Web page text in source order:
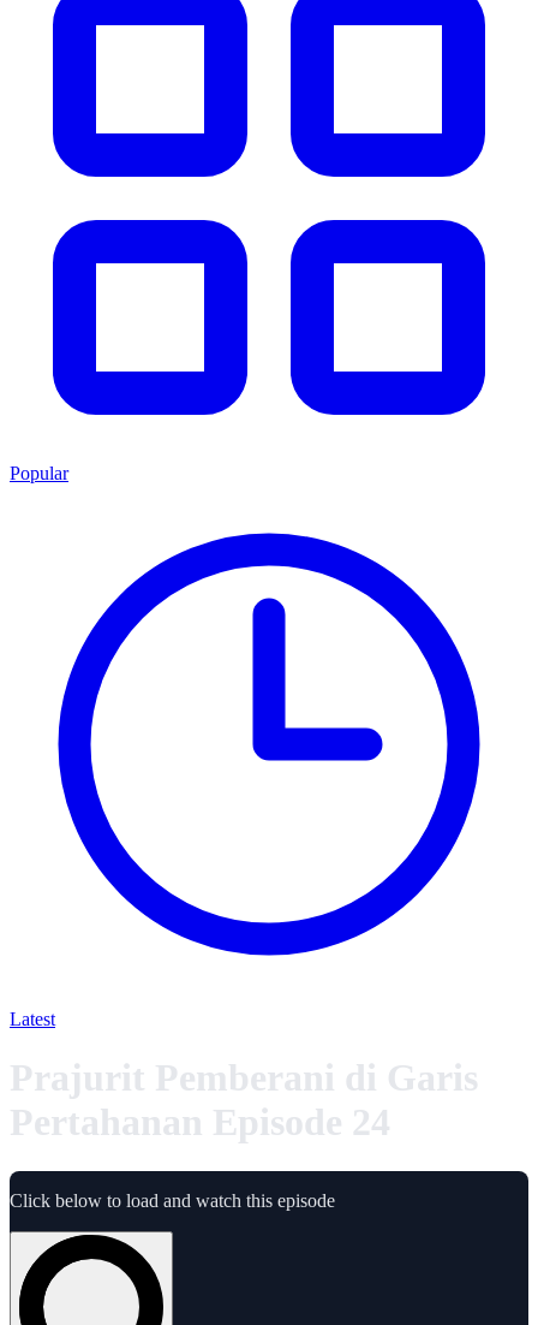
Popular
Latest
Prajurit Pemberani di Garis
Pertahanan Episode 24
Click below to load and watch this episode